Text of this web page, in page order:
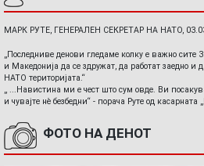
МАРК РУТЕ, ГЕНЕРАЛЕН СЕКРЕТАР НА НАТО,
„Последниве денови гледаме колку е важно сите
и Македонија да се здружат, да работат заедно и
НАТО територијата.“
„ ...Навистина ми е чест што сум овде. Ви
и чувајте нè безбедни“ - порача Руте од касарната
ФОТО НА ДЕНОТ